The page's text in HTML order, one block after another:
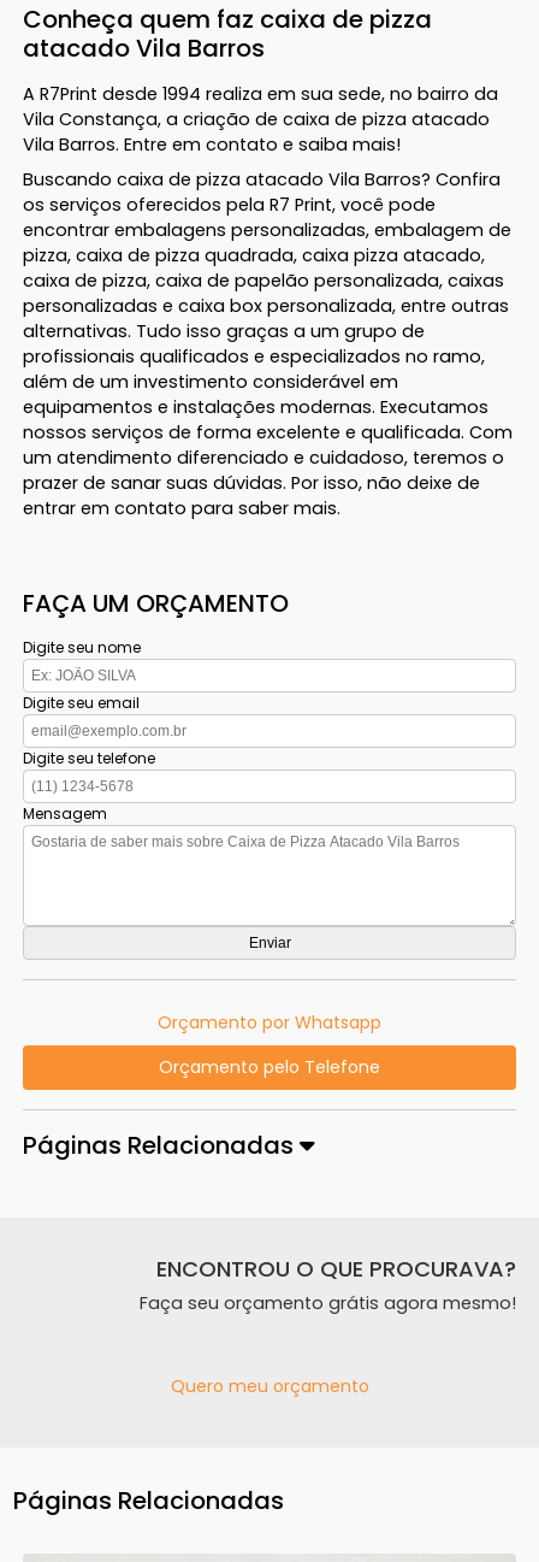
Conheça quem faz caixa de pizza
atacado Vila Barros
A R7Print desde 1994 realiza em sua sede, no bairro da
Vila Constança, a criação de caixa de pizza atacado
Vila Barros. Entre em contato e saiba mais!
Buscando caixa de pizza atacado Vila Barros? Confira
os serviços oferecidos pela R7 Print, você pode
encontrar embalagens personalizadas, embalagem de
pizza, caixa de pizza quadrada, caixa pizza atacado,
caixa de pizza, caixa de papelão personalizada, caixas
personalizadas e caixa box personalizada, entre outras
alternativas. Tudo isso graças a um grupo de
profissionais qualificados e especializados no ramo,
além de um investimento considerável em
equipamentos e instalações modernas. Executamos
nossos serviços de forma excelente e qualificada. Com
um atendimento diferenciado e cuidadoso, teremos o
prazer de sanar suas dúvidas. Por isso, não deixe de
entrar em contato para saber mais.
FAÇA UM ORÇAMENTO
Digite seu nome
Digite seu email
Digite seu telefone
Mensagem
Orçamento por Whatsapp
Orçamento pelo Telefone
Páginas Relacionadas
ENCONTROU O QUE PROCURAVA?
Faça seu orçamento grátis agora mesmo!
Quero meu orçamento
Páginas Relacionadas